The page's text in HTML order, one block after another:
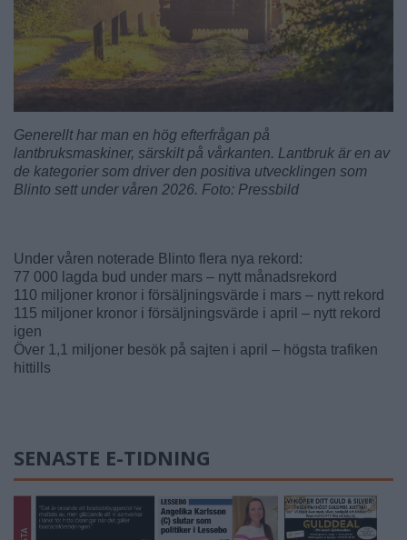
Generellt har man en hög efterfrågan på
lantbruksmaskiner, särskilt på vårkanten. Lantbruk är en av
de kategorier som driver den positiva utvecklingen som
Blinto sett under våren 2026. Foto: Pressbild
Under våren noterade Blinto flera nya rekord:
77 000 lagda bud under mars – nytt månadsrekord
110 miljoner kronor i försäljningsvärde i mars – nytt rekord
115 miljoner kronor i försäljningsvärde i april – nytt rekord
igen
Över 1,1 miljoner besök på sajten i april – högsta trafiken
hittills
SENASTE E-TIDNING